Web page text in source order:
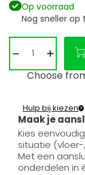
Op voorraad
Nog sneller op
Choose
Maak je
Hulp bij kiezen
Kies
situatie
Met een
onderdelen in